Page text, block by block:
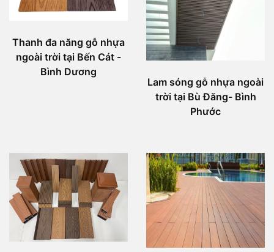
Thanh đa năng gỗ nhựa
ngoài trời tại Bến Cát -
Bình Dương
Lam sóng gỗ nhựa ngoài
trời tại Bù Đăng- Bình
Phước